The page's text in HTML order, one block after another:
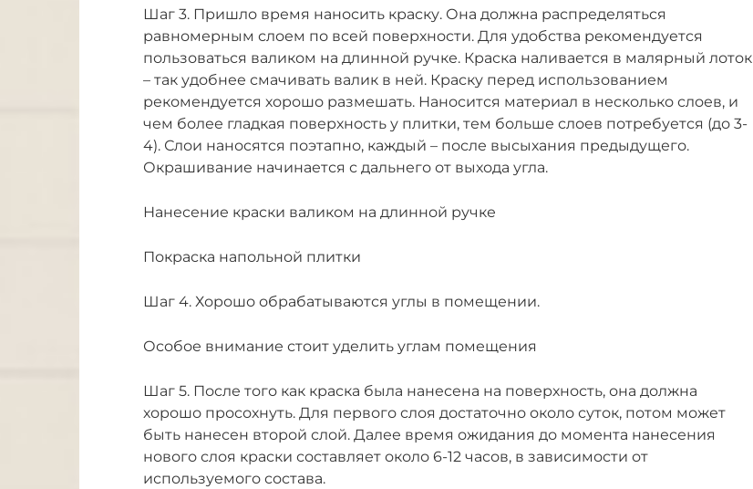
Шаг 3. Пришло время наносить краску. Она должна распределяться
равномерным слоем по всей поверхности. Для удобства рекомендуется
пользоваться валиком на длинной ручке. Краска наливается в малярный лоток
– так удобнее смачивать валик в ней. Краску перед использованием
рекомендуется хорошо размешать. Наносится материал в несколько слоев, и
чем более гладкая поверхность у плитки, тем больше слоев потребуется (до 3-
4). Слои наносятся поэтапно, каждый – после высыхания предыдущего.
Окрашивание начинается с дальнего от выхода угла.
Нанесение краски валиком на длинной ручке
Покраска напольной плитки
Шаг 4. Хорошо обрабатываются углы в помещении.
Особое внимание стоит уделить углам помещения
Шаг 5. После того как краска была нанесена на поверхность, она должна
хорошо просохнуть. Для первого слоя достаточно около суток, потом может
быть нанесен второй слой. Далее время ожидания до момента нанесения
нового слоя краски составляет около 6-12 часов, в зависимости от
используемого состава.